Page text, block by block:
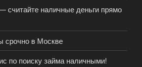
считайте наличные деньги прямо
срочно в Москве
по поиску займа наличными!